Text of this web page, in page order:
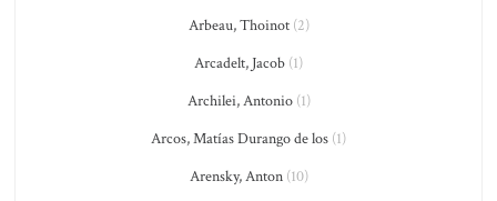
Arbeau, Thoinot(2)
Arcadelt, Jacob (1)
Archilei, Antonio(1)
Arcos, Matías Durango de los (1)
Arensky, Anton(10)